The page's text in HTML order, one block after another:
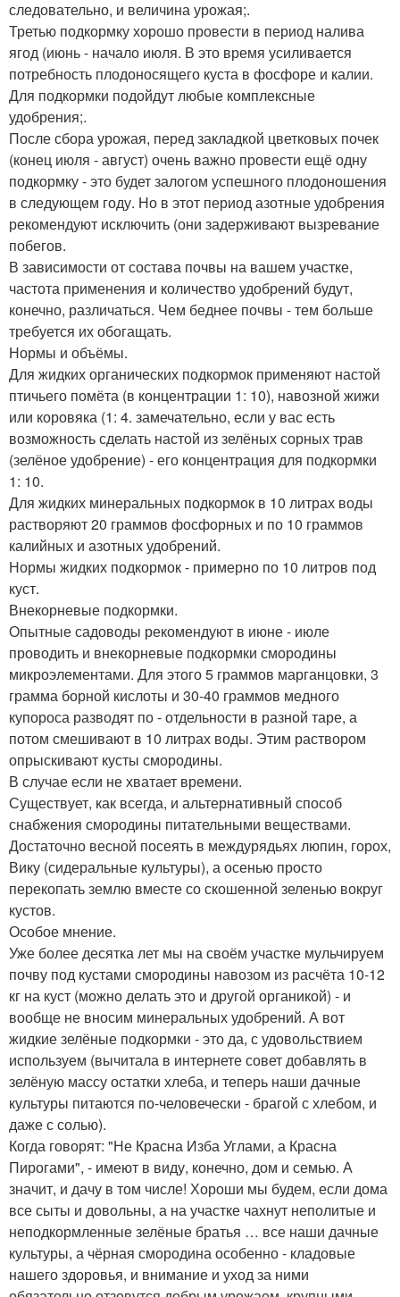
следовательно, и величина урожая;.
Третью подкормку хорошо провести в период налива
ягод (июнь - начало июля. В это время усиливается
потребность плодоносящего куста в фосфоре и калии.
Для подкормки подойдут любые комплексные
удобрения;.
После сбора урожая, перед закладкой цветковых почек
(конец июля - август) очень важно провести ещё одну
подкормку - это будет залогом успешного плодоношения
в следующем году. Но в этот период азотные удобрения
рекомендуют исключить (они задерживают вызревание
побегов.
В зависимости от состава почвы на вашем участке,
частота применения и количество удобрений будут,
конечно, различаться. Чем беднее почвы - тем больше
требуется их обогащать.
Нормы и объёмы.
Для жидких органических подкормок применяют настой
птичьего помёта (в концентрации 1: 10), навозной жижи
или коровяка (1: 4. замечательно, если у вас есть
возможность сделать настой из зелёных сорных трав
(зелёное удобрение) - его концентрация для подкормки
1: 10.
Для жидких минеральных подкормок в 10 литрах воды
растворяют 20 граммов фосфорных и по 10 граммов
калийных и азотных удобрений.
Нормы жидких подкормок - примерно по 10 литров под
куст.
Внекорневые подкормки.
Опытные садоводы рекомендуют в июне - июле
проводить и внекорневые подкормки смородины
микроэлементами. Для этого 5 граммов марганцовки, 3
грамма борной кислоты и 30-40 граммов медного
купороса разводят по - отдельности в разной таре, а
потом смешивают в 10 литрах воды. Этим раствором
опрыскивают кусты смородины.
В случае если не хватает времени.
Существует, как всегда, и альтернативный способ
снабжения смородины питательными веществами.
Достаточно весной посеять в междурядьях люпин, горох,
Вику (сидеральные культуры), а осенью просто
перекопать землю вместе со скошенной зеленью вокруг
кустов.
Особое мнение.
Уже более десятка лет мы на своём участке мульчируем
почву под кустами смородины навозом из расчёта 10-12
кг на куст (можно делать это и другой органикой) - и
вообще не вносим минеральных удобрений. А вот
жидкие зелёные подкормки - это да, с удовольствием
используем (вычитала в интернете совет добавлять в
зелёную массу остатки хлеба, и теперь наши дачные
культуры питаются по-человечески - брагой с хлебом, и
даже с солью).
Когда говорят: "Не Красна Изба Углами, а Красна
Пирогами", - имеют в виду, конечно, дом и семью. А
значит, и дачу в том числе! Хороши мы будем, если дома
все сыты и довольны, а на участке чахнут неполитые и
неподкормленные зелёные братья … все наши дачные
культуры, а чёрная смородина особенно - кладовые
нашего здоровья, и внимание и уход за ними